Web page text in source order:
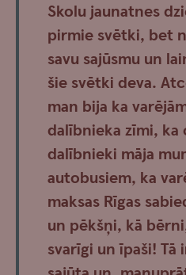
Skolu jaunatnes
pirmie svētki, bet
savu sajūsmu un
šie svētki deva.
man bija ka
dalībnieka zīmi,
dalībnieki māja
autobusiem, ka
maksas Rīgas
un pēkšņi, kā
svarīgi un īpaši! Tā